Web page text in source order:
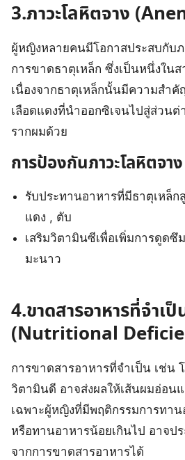
3.ภาวะโลหิตจาง
ผู้หญิงหลายคนมีโอกาสประสบกับภ
การขาดธาตุเหล็ก ซึ่งเป็นหนึ่งในส
เนื่องจากธาตุเหล็กนั้นมีความสำคั
เลือดแดงที่นำออกซิเจนไปสู่ส่วนต่
รากผมด้วย
การป้องกันภาวะโลหิตจาง
รับประทานอาหารที่มีธาตุเหล็ก
แดง , ตับ
เสริมวิตามินซีเพื่อเพิ่มการดูดซึ
มะนาว
4.ขาดสารอาหารที่จำเป็
(Nutritional
การขาดสารอาหารที่จำเป็น เช่น
วิตามินดี อาจส่งผลให้เส้นผมอ่อน
เฉพาะผู้หญิงที่มีพฤติกรรมการทาน
หรือทานอาหารน้อยเกินไป อาจป
จากการขาดสารอาหารได้